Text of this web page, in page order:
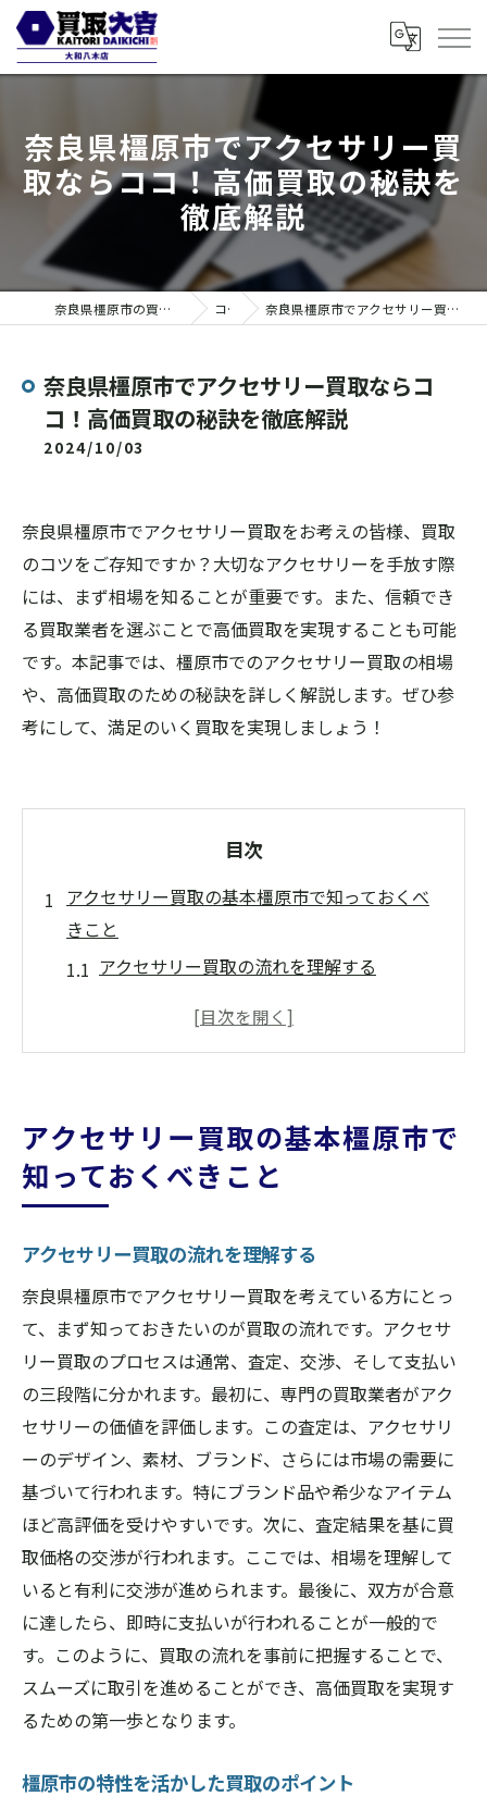
奈良県橿原市でアクセサリー買
取ならココ！高価買取の秘訣を
徹底解説
奈良県橿原市の買取なら買取大吉 大和八木店 コラム 奈良県橿原市でアクセサリー買取ならココ！高価買取の秘訣を徹底解説
奈良県橿原市でアクセサリー買取ならコ
コ！高価買取の秘訣を徹底解説
2024/10/03
奈良県橿原市でアクセサリー買取をお考えの皆様、買取
のコツをご存知ですか？大切なアクセサリーを手放す際
には、まず相場を知ることが重要です。また、信頼でき
る買取業者を選ぶことで高価買取を実現することも可能
です。本記事では、橿原市でのアクセサリー買取の相場
や、高価買取のための秘訣を詳しく解説します。ぜひ参
考にして、満足のいく買取を実現しましょう！
目次
アクセサリー買取の基本橿原市で知っておくべ
きこと
アクセサリー買取の流れを理解する
橿原市の特性を活かした買取のポイント
法
橿原市での買取サービスの比較分析
サリーを手放す前に
アクセサリーの価値を最大化する方法
買取タイミングを見極める技
橿原市での交渉術を身につける
買取業者に対する信頼度の確認方法
買取前に知っておくべきアクセサリーのト
レンド
地元の情報を活用した買取成功例
奈良県橿原市で信頼できるアクセサリー買取業
者の見つけ方
口コミや評判を活用した業者選び
地元密着型の業者の利点
橿原市内での人気買取業者の特徴
信頼できる業者を見分けるチェックポイン
トラブルを避けるための事前確認事項
アクセサリー買取の基本橿原市で
知っておくべきこと
アクセサリー買取の流れを理解する
奈良県橿原市でアクセサリー買取を考えている方にとっ
て、まず知っておきたいのが買取の流れです。アクセサ
リー買取のプロセスは通常、査定、交渉、そして支払い
の三段階に分かれます。最初に、専門の買取業者がアク
セサリーの価値を評価します。この査定は、アクセサリ
ーのデザイン、素材、ブランド、さらには市場の需要に
基づいて行われます。特にブランド品や希少なアイテム
ほど高評価を受けやすいです。次に、査定結果を基に買
取価格の交渉が行われます。ここでは、相場を理解して
いると有利に交渉が進められます。最後に、双方が合意
に達したら、即時に支払いが行われることが一般的で
す。このように、買取の流れを事前に把握することで、
スムーズに取引を進めることができ、高価買取を実現す
るための第一歩となります。
橿原市の特性を活かした買取のポイント